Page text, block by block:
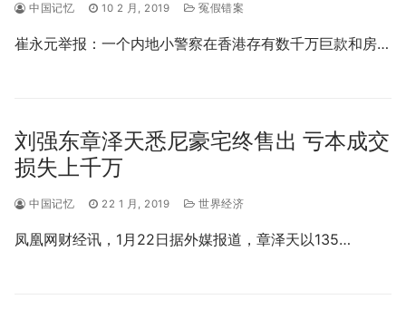
中国记忆 10 2 月, 2019 冤假错案
崔永元举报：一个内地小警察在香港存有数千万巨款和房…
刘强东章泽天悉尼豪宅终售出 亏本成交
损失上千万
中国记忆 22 1 月, 2019 世界经济
凤凰网财经讯，1月22日据外媒报道，章泽天以135…